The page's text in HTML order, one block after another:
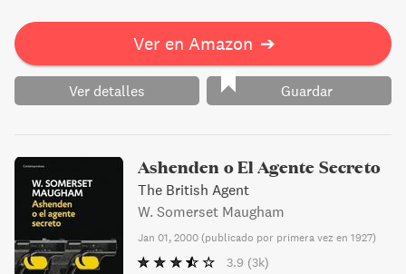
Ver en Amazon ➔
Ver detalles Guardar
Ashenden o El Agente Secreto
The British Agent
W. Somerset Maugham
Jan 01, 2000 (publicado por primera vez en 1927)
3.9 (3k)